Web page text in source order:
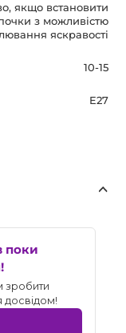
якщо встановити
з можливістю
яскравості
10-15
E27
поки
зробити
досвідом!